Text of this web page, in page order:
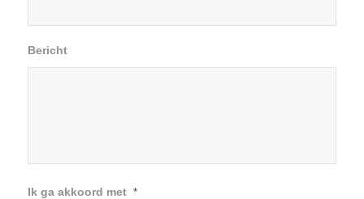
Bericht
Ik ga akkoord met *